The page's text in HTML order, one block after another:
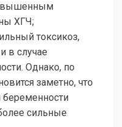
ХГЧ;
токсикоз,
в случае
Однако, по
заметно, что
беременности
сильные